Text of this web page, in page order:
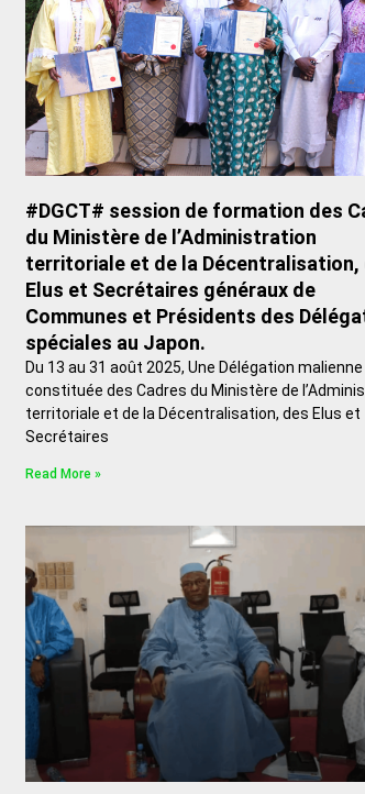
#DGCT# session de formation des
du Ministère de l’Administration
territoriale et de la Décentralisation,
Elus et Secrétaires généraux de
Communes et Présidents des
spéciales au Japon.
Du 13 au 31 août 2025, Une Délégation malienne
constituée des Cadres du Ministère de
territoriale et de la Décentralisation, des Elus et
Secrétaires
Read More »